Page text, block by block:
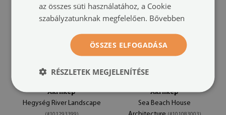
Akrilkép
Hegység River Landscape
Akrilkép
Sea Beach House
az összes süti használatához, a Cookie
szabályzatunknak megfelelően. Bővebben
ÖSSZES ELFOGADÁSA
RÉSZLETEK MEGJELENÍTÉSE